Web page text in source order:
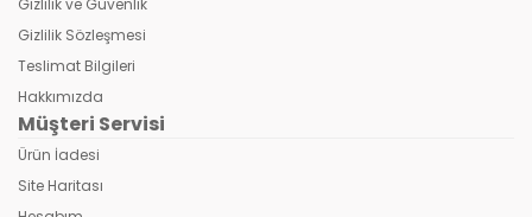
Gizlilik Sözleşmesi
Teslimat Bilgileri
Hakkımızda
Müşteri Servisi
Ürün İadesi
Site Haritası